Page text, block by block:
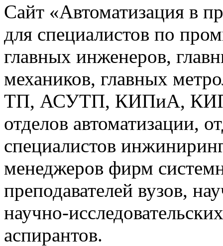
Сайт «Автоматизация в
для специалистов по
главных инженеров,
механиков, главных
ТП, АСУТП, КИПиА, КИП
отделов автоматизации,
специалистов
менеджеров фирм
преподавателей вузов,
научно-
аспирантов.